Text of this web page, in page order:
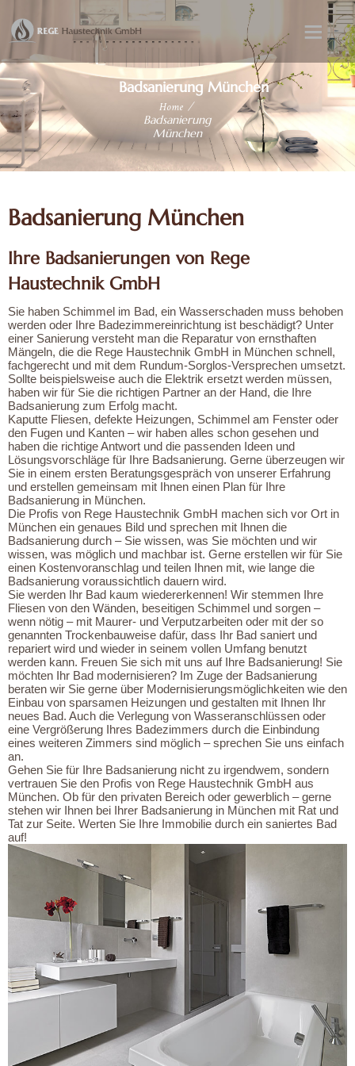
Badsanierung München
Home
Badsanierung
München
H
O
M
W
R
Ü
R
U
N
A
N
T
Ä
R
A
D
H
Z
U
N
G
K
Badsanierung München
Ihre Badsanierungen von Rege
Haustechnik GmbH
Sie haben Schimmel im Bad, ein Wasserschaden muss behoben
werden oder Ihre Badezimmereinrichtung ist beschädigt? Unter
einer Sanierung versteht man die Reparatur von ernsthaften
Mängeln, die die Rege Haustechnik GmbH in München schnell,
fachgerecht und mit dem Rundum-Sorglos-Versprechen umsetzt.
Sollte beispielsweise auch die Elektrik ersetzt werden müssen,
haben wir für Sie die richtigen Partner an der Hand, die Ihre
Badsanierung zum Erfolg macht.
Kaputte Fliesen, defekte Heizungen, Schimmel am Fenster oder
den Fugen und Kanten – wir haben alles schon gesehen und
haben die richtige Antwort und die passenden Ideen und
Lösungsvorschläge für Ihre Badsanierung. Gerne überzeugen wir
Sie in einem ersten Beratungsgespräch von unserer Erfahrung
und erstellen gemeinsam mit Ihnen einen Plan für Ihre
Badsanierung in München.
Die Profis von Rege Haustechnik GmbH machen sich vor Ort in
München ein genaues Bild und sprechen mit Ihnen die
Badsanierung durch – Sie wissen, was Sie möchten und wir
wissen, was möglich und machbar ist. Gerne erstellen wir für Sie
einen Kostenvoranschlag und teilen Ihnen mit, wie lange die
Badsanierung voraussichtlich dauern wird.
Sie werden Ihr Bad kaum wiedererkennen! Wir stemmen Ihre
Fliesen von den Wänden, beseitigen Schimmel und sorgen –
wenn nötig – mit Maurer- und Verputzarbeiten oder mit der so
genannten Trockenbauweise dafür, dass Ihr Bad saniert und
repariert wird und wieder in seinem vollen Umfang benutzt
werden kann. Freuen Sie sich mit uns auf Ihre Badsanierung! Sie
möchten Ihr Bad modernisieren? Im Zuge der Badsanierung
beraten wir Sie gerne über Modernisierungsmöglichkeiten wie den
Einbau von sparsamen Heizungen und gestalten mit Ihnen Ihr
neues Bad. Auch die Verlegung von Wasseranschlüssen oder
eine Vergrößerung Ihres Badezimmers durch die Einbindung
eines weiteren Zimmers sind möglich – sprechen Sie uns einfach
an.
Gehen Sie für Ihre Badsanierung nicht zu irgendwem, sondern
vertrauen Sie den Profis von Rege Haustechnik GmbH aus
München. Ob für den privaten Bereich oder gewerblich – gerne
stehen wir Ihnen bei Ihrer Badsanierung in München mit Rat und
Tat zur Seite. Werten Sie Ihre Immobilie durch ein saniertes Bad
auf!